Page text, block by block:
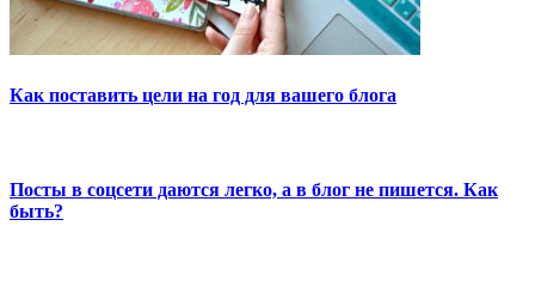
Как поставить цели на год для вашего блога
Посты в соцсети даются легко, а в блог не пишется. Как
быть?